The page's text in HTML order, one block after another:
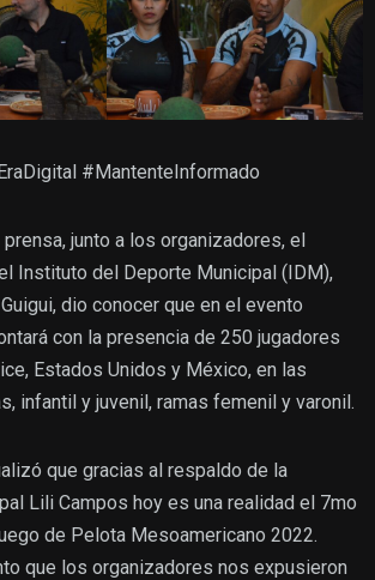
#MantenteInformado
junto a los organizadores, el
Instituto del Deporte Municipal (IDM),
dio conocer que en el evento
con la presencia de 250 jugadores
Estados Unidos y México, en las
infantil y juvenil, ramas femenil y varonil.
que gracias al respaldo de la
Lili Campos hoy es una realidad el 7mo
de Pelota Mesoamericano 2022.
que los organizadores nos expusieron